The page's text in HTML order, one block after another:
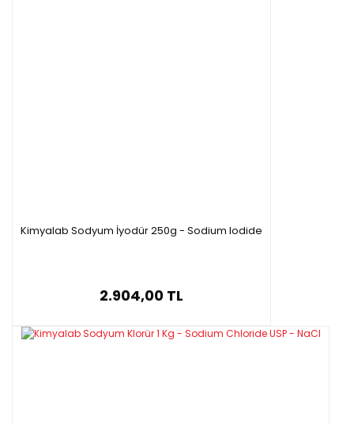
Kimyalab Sodyum İyodür 250g - Sodium Iodide
2.904,00 TL